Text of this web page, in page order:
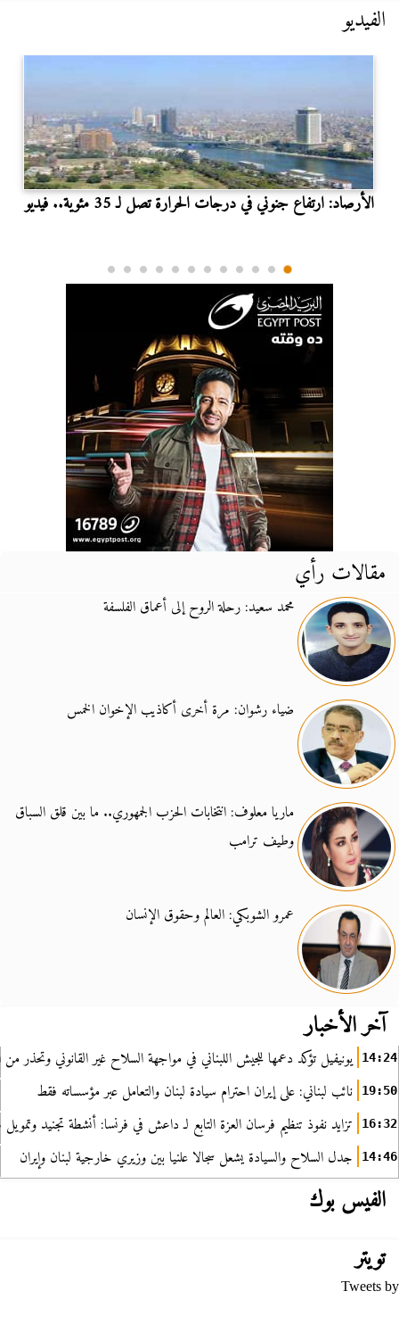
الفيديو
الأرصاد: ارتفاع جنوني في درجات الحرارة تصل لـ 35 مئوية.. فيديو
مقالات رأي
محمد سعيد: رحلة الروح إلى أعماق الفلسفة
ضياء رشوان: مرة أخرى أكاذيب الإخوان الخمس
ماريا معلوف: انتخابات الحزب الجمهوري.. ما بين قلق السباق
وطيف ترامب
عمرو الشوبكي: العالم وحقوق الإنسان
آخر الأخبار
14:24 يونيفيل تؤكد دعمها للجيش اللبناني في مواجهة السلاح غير القانوني وتحذر من
19:50 نائب لبناني: على إيران احترام سيادة لبنان والتعامل عبر مؤسساته فقط
16:32 تزايد نفوذ تنظيم فرسان العزة التابع لـ داعش في فرنسا: أنشطة تجنيد
14:46 جدل السلاح والسيادة يشعل سجالا علنيا بين وزيري خارجية لبنان وإيران
الفيس بوك
تويتر
Tweets by